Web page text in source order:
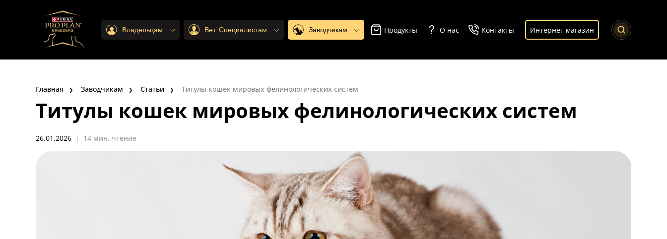
Владельцам Вет. Специалистам Заводчикам Продукты О нас Контакты Интернет магазин
Главная Заводчикам Статьи Титулы кошек мировых фелинологических систем
Титулы кошек мировых фелинологических систем
26.01.2026 | 14 мин. чтение